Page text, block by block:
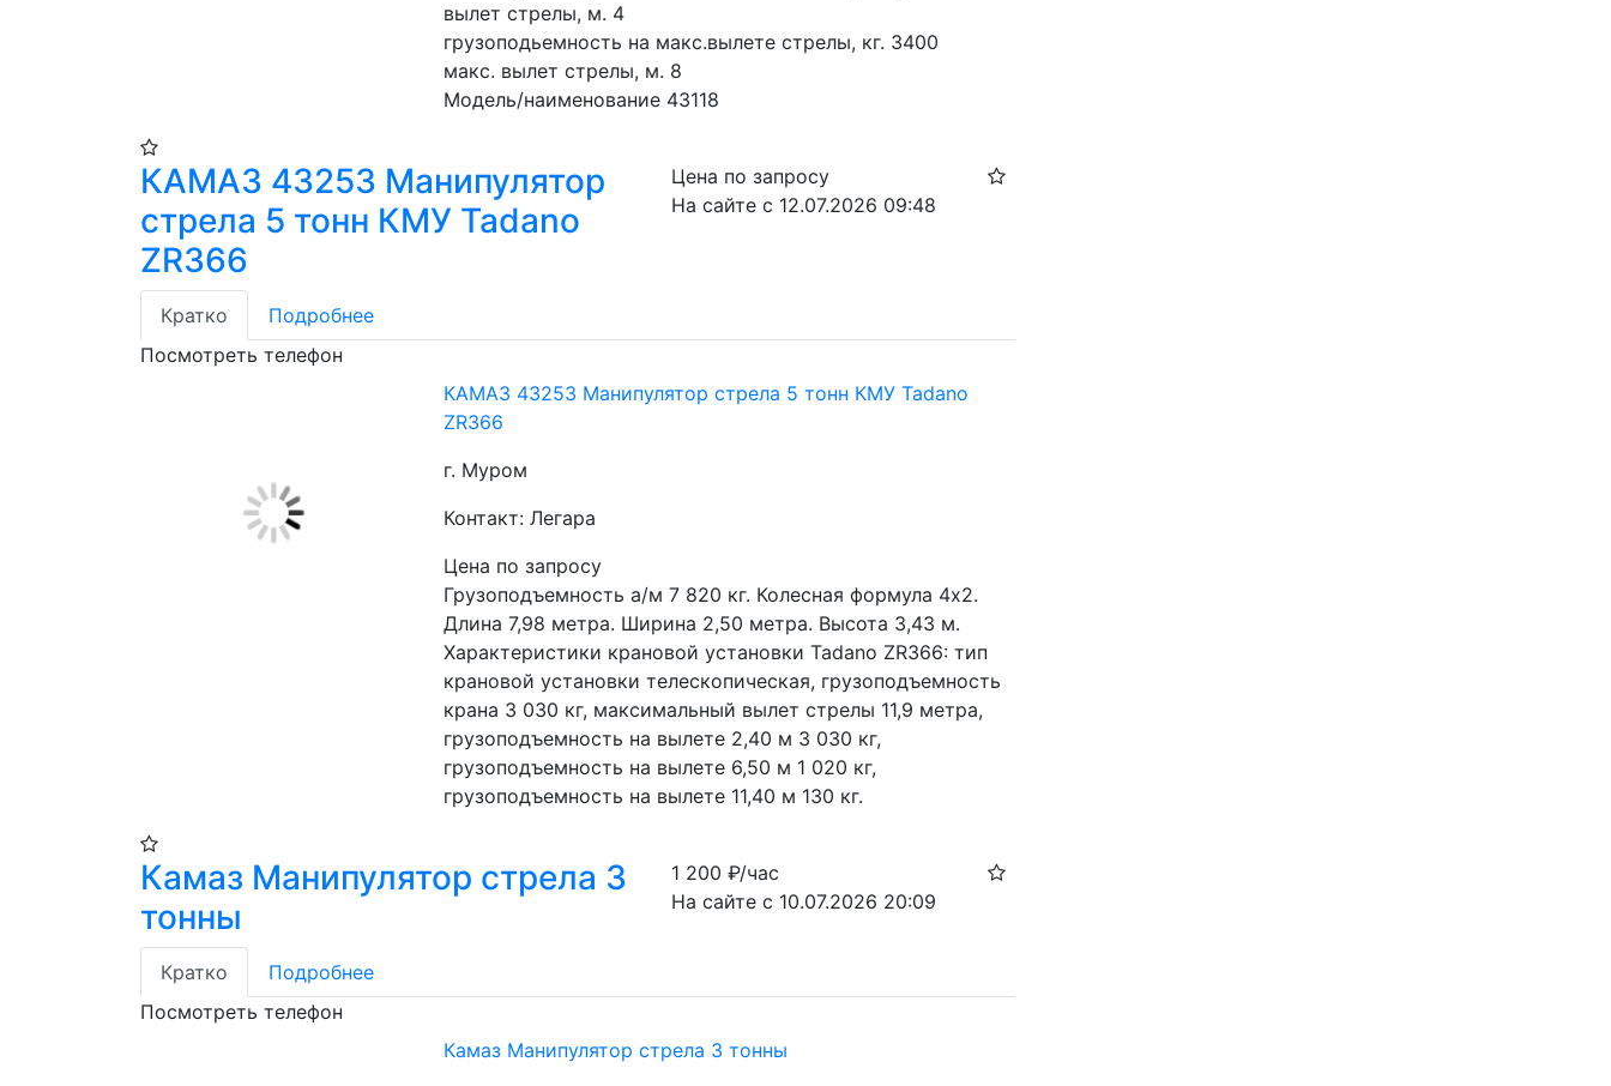
вылет стрелы, м. 4
грузоподьемность на макс.вылете стрелы, кг. 3400
макс. вылет стрелы, м. 8
Модель/наименование 43118
КАМАЗ 43253 Манипулятор
стрела 5 тонн КМУ Tadano
ZR366
Цена по запросу
На сайте с 12.07.2026 09:48
Кратко
Подробнее
Посмотреть телефон
КАМАЗ 43253 Манипулятор стрела 5 тонн КМУ Tadano
ZR366
г. Муром
Контакт: Легара
Цена по запросу
Грузоподъемность а/м 7 820 кг. Колесная формула 4х2.
Длина 7,98 метра. Ширина 2,50 метра. Высота 3,43 м.
Характеристики крановой установки Tadano ZR366: тип
крановой установки телескопическая, грузоподъемность
крана 3 030 кг, максимальный вылет стрелы 11,9 метра,
грузоподъемность на вылете 2,40 м 3 030 кг,
грузоподъемность на вылете 6,50 м 1 020 кг,
грузоподъемность на вылете 11,40 м 130 кг.
Камаз Манипулятор стрела 3
тонны
1 200₽/час
На сайте с 10.07.2026 20:09
Кратко
Подробнее
Посмотреть телефон
Камаз Манипулятор стрела 3 тонны